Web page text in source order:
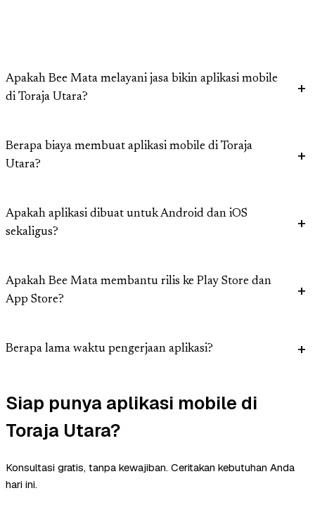
Apakah Bee Mata melayani jasa bikin aplikasi mobile
di Toraja Utara?
Berapa biaya membuat aplikasi mobile di Toraja
Utara?
Apakah aplikasi dibuat untuk Android dan iOS
sekaligus?
Apakah Bee Mata membantu rilis ke Play Store dan
App Store?
Berapa lama waktu pengerjaan aplikasi?
Siap punya aplikasi mobile di
Toraja Utara?
Konsultasi gratis, tanpa kewajiban. Ceritakan kebutuhan Anda
hari ini.